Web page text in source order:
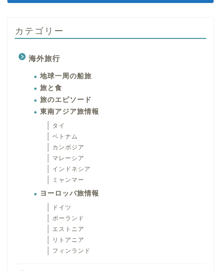
カテゴリー
海外旅行
地球一周の船旅
旅と食
旅のエピソード
東南アジア旅情報
タイ
ベトナム
カンボジア
マレーシア
インドネシア
ミャンマー
ヨーロッパ旅情報
ドイツ
ポーランド
エストニア
リトアニア
フィンランド